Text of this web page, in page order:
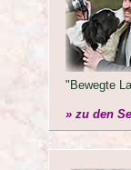
"Bewegte
» zu den